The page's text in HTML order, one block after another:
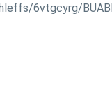
6vtgcyrg/